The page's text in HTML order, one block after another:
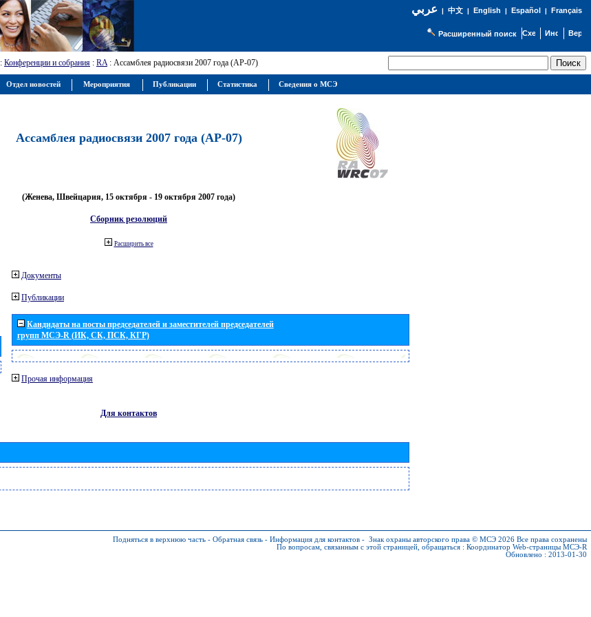
عربي| 中文| English | Español | Français
Расширенный поиск
: Конференции и собрания : RA: Ассамблея радиосвязи 2007 года (АР-07)
Ассамблея радиосвязи 2007 года (АР-07)
(Женева, Швейцария, 15 октября - 19 октября 2007 года)
Сборник резолюций
Расширить все
Документы
Публикации
Кандидаты на посты председателей и заместителей председателей
групп МСЭ-R (ИК, СК, ПСК, КГР)
Прочая информация
Для контактов
Подняться в верхнюю часть - Обратная связь - Информация для контактов - Знак охраны авторского права © МСЭ 2026 Все права сохранены
По вопросам, связанным с этой страницей, обращаться : Координатор Web-страницы МСЭ-R
Обновлено : 2013-01-30
Отдел новостей Мероприятия Публикации Статистика Сведения о МСЭ